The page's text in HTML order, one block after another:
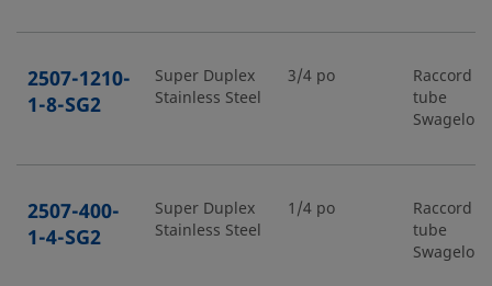
2507-1210-
1-8-SG2
Super Duplex
Stainless Steel
3/4 po
Raccord
tube
2507-400-
1-4-SG2
Super Duplex
Stainless Steel
1/4 po
Raccord
tube